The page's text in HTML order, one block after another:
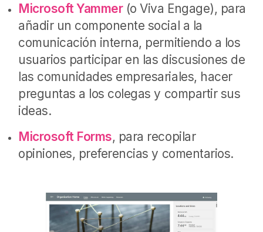
Microsoft Yammer(o Viva Engage), para
añadir un componente social a la
comunicación interna, permitiendo a los
usuarios participar en las discusiones de
las comunidades empresariales, hacer
preguntas a los colegas y compartir sus
ideas.
Microsoft Forms, para recopilar
opiniones, preferencias y comentarios.